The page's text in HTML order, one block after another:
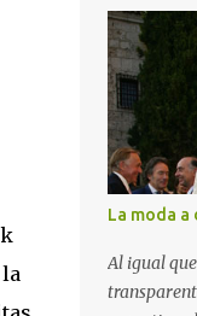
La moda a
Al igual